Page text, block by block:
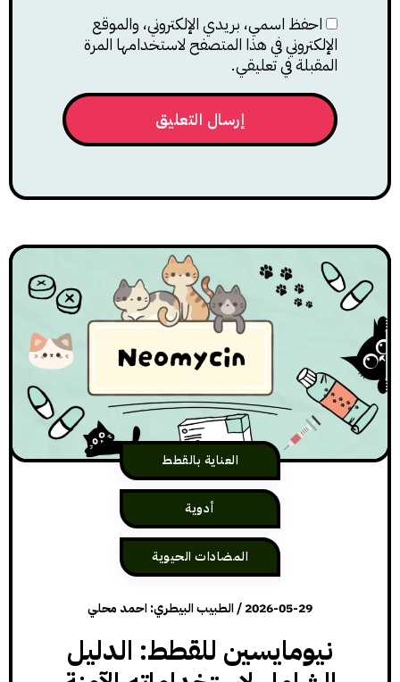
احفظ اسمي، بريدي الإلكتروني، والموقع
الإلكتروني في هذا المتصفح لاستخدامها المرة
المقبلة في تعليقي.
العناية بالقطط
أدوية
المضادات الحيوية
2026-05-29
/الطبيب البيطري: احمد محلي
نيومايسين للقطط: الدليل